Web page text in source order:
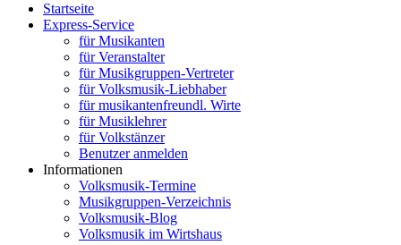
Startseite
Express-Service
für Musikanten
für Veranstalter
für Musikgruppen-Vertreter
für Volksmusik-Liebhaber
für musikantenfreundl. Wirte
für Musiklehrer
für Volkstänzer
Benutzer anmelden
Informationen
Volksmusik-Termine
Musikgruppen-Verzeichnis
Volksmusik-Blog
Volksmusik im Wirtshaus